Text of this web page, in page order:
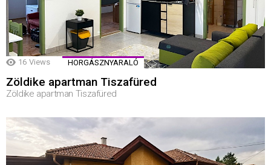
16 Views HORGÁSZNYARALÓ
Zöldike apartman Tiszafüred
Zöldike apartman Tiszafüred